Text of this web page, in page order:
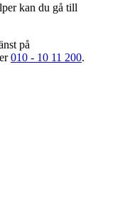
kan du gå till
på
010 - 10 11 200.